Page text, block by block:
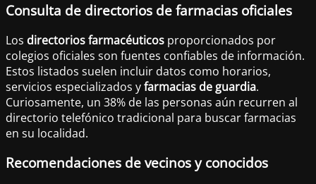
Consulta de directorios de farmacias oficiales
Los directorios farmacéuticos proporcionados por
colegios oficiales son fuentes confiables de información.
Estos listados suelen incluir datos como horarios,
servicios especializados yfarmacias de guardia.
Curiosamente, un 38% de las personas aún recurren al
directorio telefónico tradicional para buscar farmacias
en su localidad.
Recomendaciones de vecinos y conocidos